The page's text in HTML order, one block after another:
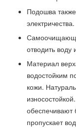
Подошва
электричества.
отводить воду
Материал
водостойким
кожи.
пропускает